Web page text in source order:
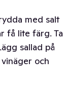
med salt
få lite färg. Ta
sallad på
och